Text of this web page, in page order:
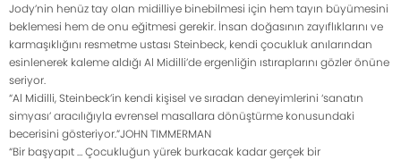
Jody’nin henüz tay olan midilliye binebilmesi için hem tayın büyümesini
beklemesi hem de onu eğitmesi gerekir. İnsan doğasının zayıflıklarını ve
karmaşıklığını resmetme ustası Steinbeck, kendi çocukluk anılarından
esinlenerek kaleme aldığı Al Midilli’de ergenliğin ıstıraplarını gözler önüne
seriyor.
“Al Midilli, Steinbeck’in kendi kişisel ve sıradan deneyimlerini ‘sanatın
simyası’ aracılığıyla evrensel masallara dönüştürme konusundaki
becerisini gösteriyor.”JOHN TIMMERMAN
“Bir başyapıt … Çocukluğun yürek burkacak kadar gerçek bir